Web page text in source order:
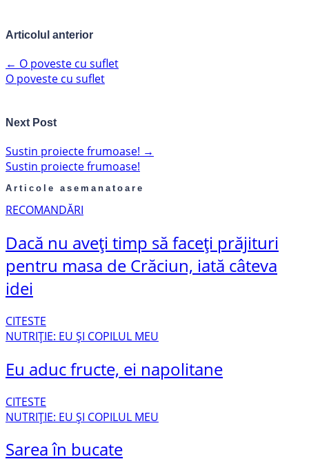
Articolul anterior
← O poveste cu suflet
O poveste cu suflet
Next Post
Sustin proiecte frumoase! →
Sustin proiecte frumoase!
Articole asemanatoare
RECOMANDĂRI
Dacă nu aveți timp să faceți prăjituri
pentru masa de Crăciun, iată câteva
idei
CITESTE
NUTRIȚIE: EU ȘI COPILUL MEU
Eu aduc fructe, ei napolitane
CITESTE
NUTRIȚIE: EU ȘI COPILUL MEU
Sarea în bucate